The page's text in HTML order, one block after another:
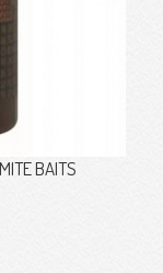
BAITS